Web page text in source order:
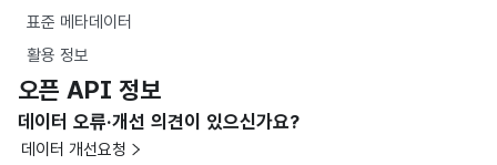
표준 메타데이터
활용 정보
오픈 API 정보
데이터 오류·개선 의견이 있으신가요?
데이터 개선요청